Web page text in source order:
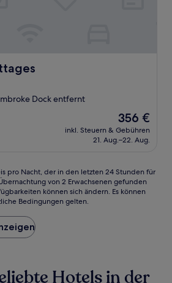
Dock entfernt
Der
Preis
beträgt
356 €
inkl. Steuern & Gebühren
21. Aug.–22. Aug.
pro Nacht, der in den letzten 24 Stunden für
von 2 Erwachsenen gefunden
können sich ändern. Es können
Bedingungen gelten.
Hotels in der